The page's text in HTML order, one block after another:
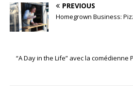
PREVIOUS
Homegrown Business:
“A Day in the Life” avec la comédienne